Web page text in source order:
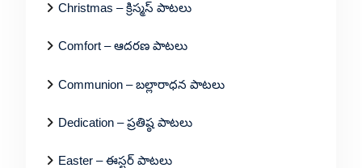
Christmas – క్రిస్మస్ పాటలు
Comfort – ఆదరణ పాటలు
Communion – బల్లారాధన పాటలు
Dedication – ప్రతిష్ఠ పాటలు
Easter – ఈస్టర్ పాటలు